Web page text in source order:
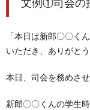
文例①司会の
「本日は新郎〇〇
いただき、ありがとう
本日、司会を務めさ
新郎〇〇くんの学生